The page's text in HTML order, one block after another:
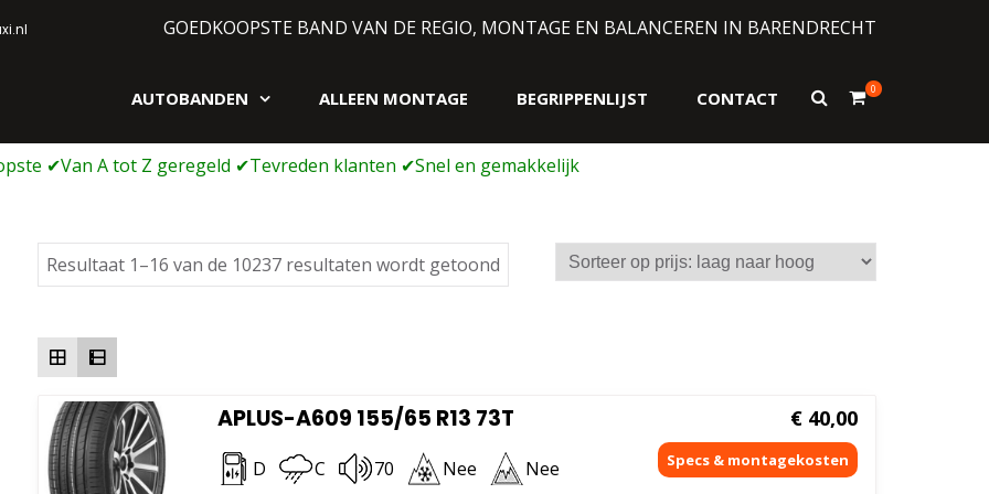
GOEDKOOPSTE BAND VAN DE REGIO, MONTAGE EN BALANCEREN IN BARENDRECHT
AUTOBANDEN ALLEEN MONTAGE BEGRIPPENLIJST CONTACT
Toon
0
Resultaat 1–16 van de 10237 resultaten wordt getoond Gesorteerd
op
APLUS-A609 155/65 R13 73T
D C 70 Nee Nee
€ 40,00